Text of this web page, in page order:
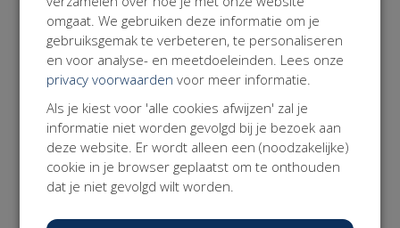
De Werkvereniging is het belangenplatform voor Modern
Werkenden; professionals die zelfstandig werken. De
Werkvereniging zet zich in voor een fundamentele
hervorming van de arbeidsmarkt en het sociale stelsel.
Missie: alle werkenden weten zich verzekerd van dezelfde
basis aan zekerheden die meebewegen met hun leven,
hun werk en de keuzes die ze daarin maken.
www.werkvereniging.nl
omgaat. We gebruiken deze informatie om je
gebruiksgemak te verbeteren, te personaliseren
en voor analyse- en meetdoeleinden. Lees onze
privacy voorwaarden voor meer informatie.
Als je kiest voor 'alle cookies afwijzen' zal je
informatie niet worden gevolgd bij je bezoek aan
deze website. Er wordt alleen een (noodzakelijke)
cookie in je browser geplaatst om te onthouden
dat je niet gevolgd wilt worden.